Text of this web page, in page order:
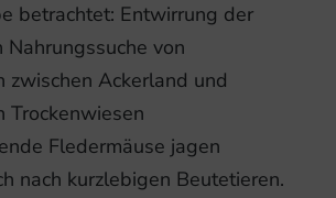
betrachtet: Entwirrung der
Nahrungssuche von
zwischen Ackerland und
Trockenwiesen
Fledermäuse jagen
nach kurzlebigen Beutetieren.